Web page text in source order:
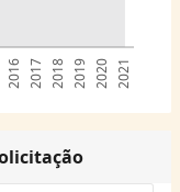
2016 2017 2018 2019 2020 2021